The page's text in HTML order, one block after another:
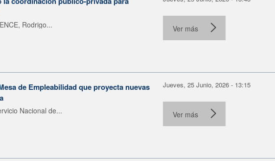
Rodrigo... Ver más
de Empleabilidad que proyecta nuevas
Nacional de...
Jueves, 25 Junio, 2026 - 13:15
Ver más